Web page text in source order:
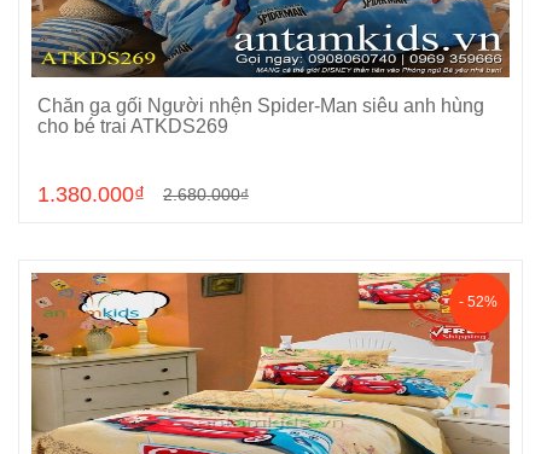
Chọn sản phẩm
Chăn ga gối Người nhện Spider-Man siêu anh hùng
cho bé trai ATKDS269
1.380.000₫ 2.680.000₫
- 52%